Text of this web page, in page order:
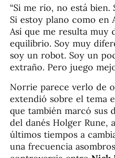
“Si me río, no está
Si estoy plano como en
Así que me resulta
equilibrio. Soy muy
soy un robot. Soy un
extraño. Pero juego
Norrie parece verlo de
extendió sobre el tema
que también marcó sus
del danés Holger Rune,
últimos tiempos a
una frecuencia